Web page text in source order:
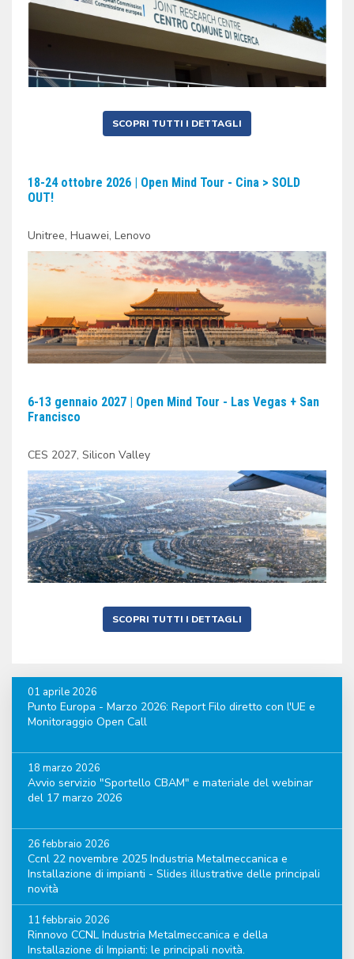
SCOPRI TUTTI I DETTAGLI
18-24 ottobre 2026 | Open Mind Tour - Cina > SOLD
OUT!
Unitree, Huawei, Lenovo
6-13 gennaio 2027 | Open Mind Tour - Las Vegas + San
Francisco
CES 2027, Silicon Valley
SCOPRI TUTTI I DETTAGLI
01 aprile 2026
Punto Europa - Marzo 2026: Report Filo diretto con l'UE e
Monitoraggio Open Call
18 marzo 2026
Avvio servizio "Sportello CBAM" e materiale del webinar
del 17 marzo 2026
26 febbraio 2026
Ccnl 22 novembre 2025 Industria Metalmeccanica e
Installazione di impianti - Slides illustrative delle principali
novità
11 febbraio 2026
Rinnovo CCNL Industria Metalmeccanica e della
Installazione di Impianti: le principali novità.